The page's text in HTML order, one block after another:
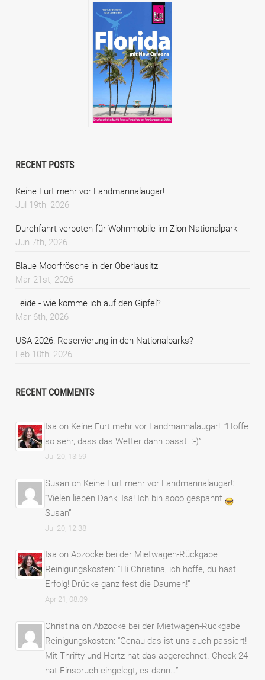
RECENT POSTS
Keine Furt mehr vor Landmannalaugar!
Jul 19th, 2026
Durchfahrt verboten für Wohnmobile im Zion Nationalpark
Jun 7th, 2026
Blaue Moorfrösche in der Oberlausitz
Mar 21st, 2026
Teide - wie komme ich auf den Gipfel?
Mar 6th, 2026
USA 2026: Reservierung in den Nationalparks?
Feb 10th, 2026
RECENT COMMENTS
Isa on Keine Furt mehr vor Landmannalaugar!: “Hoffe
so sehr, dass das Wetter dann passt. :-)”
Jul 20, 13:59
Susan on Keine Furt mehr vor Landmannalaugar!:
“Vielen lieben Dank, Isa! Ich bin sooo gespannt
Susan”
Jul 20, 12:38
Isa onAbzocke bei der Mietwagen-Rückgabe –
Reinigungskosten: “Hi Christina, ich hoffe, du hast
Erfolg! Drücke ganz fest die Daumen!”
Apr 21, 08:09
Christina onAbzocke bei der Mietwagen-Rückgabe –
Reinigungskosten: “Genau das ist uns auch passiert!
Mit Thrifty und Hertz hat das abgerechnet. Check 24
hat Einspruch eingelegt, es dann…”